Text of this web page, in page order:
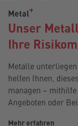
Metal
Unser
Ihre
Metalle
helfen Ihnen,
managen –
Angeboten oder
Mehr erfahren